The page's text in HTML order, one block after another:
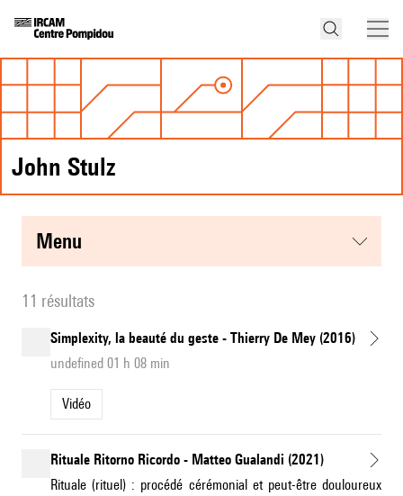
John Stulz
menu
11 résultats
Simplexity, la beauté du geste - Thierry De Mey (2016)
undefined 01 h 08 min
Vidéo
Rituale Ritorno Ricordo - Matteo Gualandi (2021)
Rituale (rituel) : procédé cérémonial et peut-être douloureux